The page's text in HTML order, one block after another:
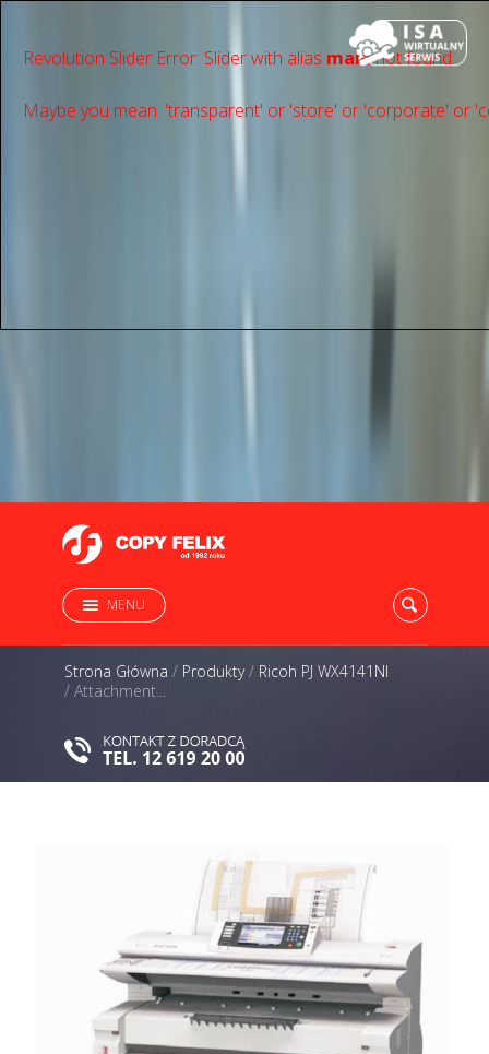
Revolution Slider Error: Slider with alias mainnot found.
Maybe you mean: 'transparent' or 'store' or 'сorporate' or
MENU
Strona Główna / Produkty/ Ricoh PJ WX4141NI
/ Attachment...